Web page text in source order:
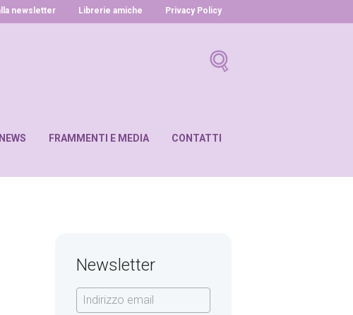
newsletter Librerie amiche Privacy Policy
NEWS FRAMMENTI E MEDIA CONTATTI
Newsletter